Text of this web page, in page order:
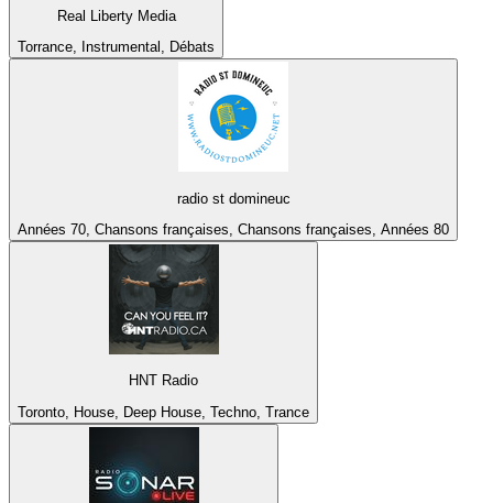
Real Liberty Media
Torrance, Instrumental, Débats
radio st domineuc
Années 70, Chansons françaises, Chansons françaises, Années 80
HNT Radio
Toronto, House, Deep House, Techno, Trance